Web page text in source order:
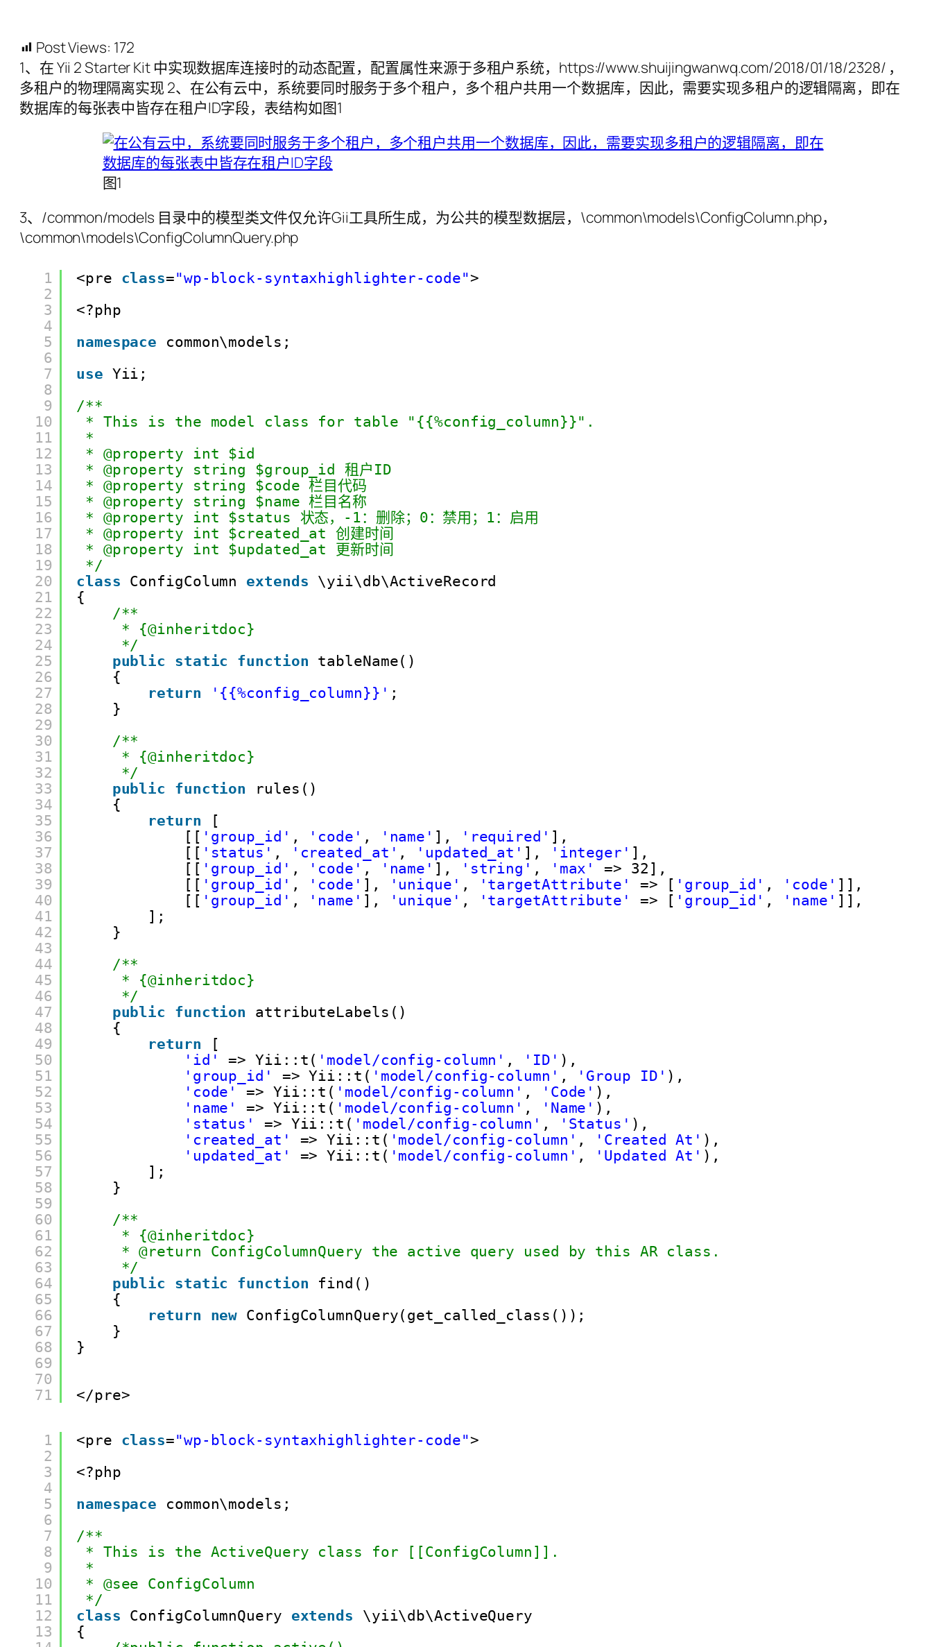
Post Views: 172
1、在 Yii 2 Starter Kit 中实现数据库连接时的动态配置，配置属性来源于多租户系统，https://www.shuijingwanwq.com/2018/01/18/2328/ ，
多租户的物理隔离实现 2、在公有云中，系统要同时服务于多个租户，多个租户共用一个数据库，因此，需要实现多租户的逻辑隔离，即在
数据库的每张表中皆存在租户ID字段，表结构如图1
图1
3、/common/models 目录中的模型类文件仅允许Gii工具所生成，为公共的模型数据层，\common\models\ConfigColumn.php，
\common\models\ConfigColumnQuery.php
1
2
3
4
5
6
7
8
9
10
11
12
13
14
15
16
17
18
19
20
21
22
23
24
25
26
27
28
29
30
31
32
33
34
35
36
37
38
39
40
41
42
43
44
45
46
47
48
49
50
51
52
53
54
55
56
57
58
59
60
61
62
63
64
65
66
67
68
69
70
71
<pre class="wp-block-syntaxhighlighter-code">
<?php
namespace
common\models;
use Yii;
/**
* This is the model class for table "{{%config_column}}".
*
* @property int $id
* @property string $group_id 租户ID
* @property string $code 栏目代码
* @property string $name 栏目名称
* @property int $status 状态，-1：删除；0：禁用；1：启用
* @property int $created_at 创建时间
* @property int $updated_at 更新时间
*/
class ConfigColumn extends \yii\db\ActiveRecord
{
/**
* {@inheritdoc}
*/
public
static function tableName()
{
return
'{{%config_column}}' ;
}
/**
* {@inheritdoc}
*/
public
function
rules()
{
return
[
[[ 'group_id' , 'code' , 'name' ], 'required' ],
[[ 'status' , 'created_at' , 'updated_at' ], 'integer' ],
[[ 'group_id' , 'code' , 'name' ], 'string' , 'max'
=> 32],
[[ 'group_id' , 'code' ], 'unique' , 'targetAttribute' => [ 'group_id' , 'code' ]],
[[ 'group_id' , 'name' ], 'unique' , 'targetAttribute' => [ 'group_id' , 'name' ]],
];
}
/**
* {@inheritdoc}
*/
public
function
attributeLabels()
{
return
[
'id'
=> Yii::t( 'model/config-column' , 'ID' ),
'group_id'
=> Yii::t( 'model/config-column' , 'Group ID' ),
'code'
=> Yii::t( 'model/config-column' , 'Code' ),
'name'
=> Yii::t( 'model/config-column' , 'Name' ),
'status'
=> Yii::t( 'model/config-column' , 'Status' ),
'created_at'
=> Yii::t( 'model/config-column' , 'Created At' ),
'updated_at'
=> Yii::t( 'model/config-column' , 'Updated At' ),
];
}
/**
* {@inheritdoc}
* @return ConfigColumnQuery the active query used by this AR class.
*/
public
static function
find()
{
return
new ConfigColumnQuery(get_called_class());
}
}
</pre>
1
2
3
4
5
6
7
8
9
10
11
12
13
<pre class="wp-block-syntaxhighlighter-code">
<?php
namespace
common\models;
/**
* This is the ActiveQuery class for [[ConfigColumn]].
*
* @see ConfigColumn
*/
class ConfigColumnQuery extends
\yii\db\ActiveQuery
{